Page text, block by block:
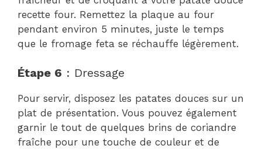
recette four. Remettez la plaque au four
pendant environ 5 minutes, juste le temps
que le fromage feta se réchauffe légèrement.
Étape 6 : Dressage
Pour servir, disposez les patates douces sur un
plat de présentation. Vous pouvez également
garnir le tout de quelques brins de coriandre
fraîche pour une touche de couleur et de